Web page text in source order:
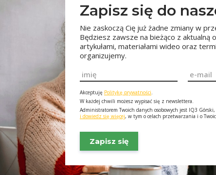
Zapisz się do
Nie zaskoczą Cię już żadne zmiany w
Będziesz zawsze na bieżąco z
artykułami, materiałami wideo oraz
organizujemy.
Imię Email
Akceptuję Politykę prywatności.
W każdej chwili możesz wypisać się z newslettera.
Administratorem Twoich danych osobowych jest IQ3 Górski,
i dowiedz się więcej, w tym o celach przetwarzania i o